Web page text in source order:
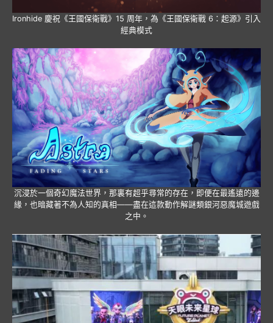
Ironhide 慶祝《王國保衛戰》15 周年，為《王國保衛戰 6：起源》引入
經典模式
沉浸於一個奇幻魔法世界，那裏有超乎尋常的存在，即便在最遙遠的邊
緣，也暗藏著不為人知的真相——盡在這款動作解謎類銀河惡魔城遊戲
之中。